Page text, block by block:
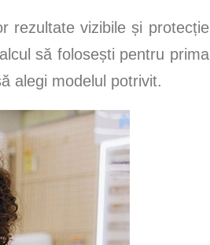
rezultate vizibile și protecție
să folosești pentru prima
alegi modelul potrivit.